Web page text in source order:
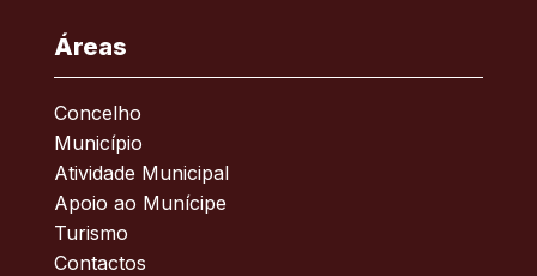
Áreas
Concelho
Município
Atividade Municipal
Apoio ao Munícipe
Turismo
Contactos